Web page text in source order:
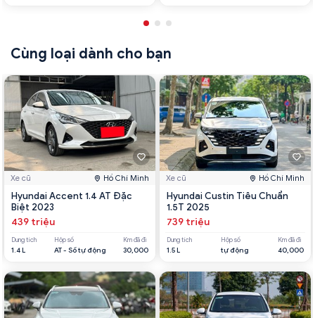
Cùng loại dành cho bạn
Xe cũ Hồ Chí Minh
Hyundai Accent 1.4 AT Đặc
Biệt 2023
439 triệu
Dung tích
1.4 L
Hộp số
AT - Số tự động
Km đã đi
30,000
Xe cũ Hồ Chí Minh
Hyundai Custin Tiêu Chuẩn
1.5T 2025
739 triệu
Dung tích
1.5 L
Hộp số
tự động
Km đã đi
40,000